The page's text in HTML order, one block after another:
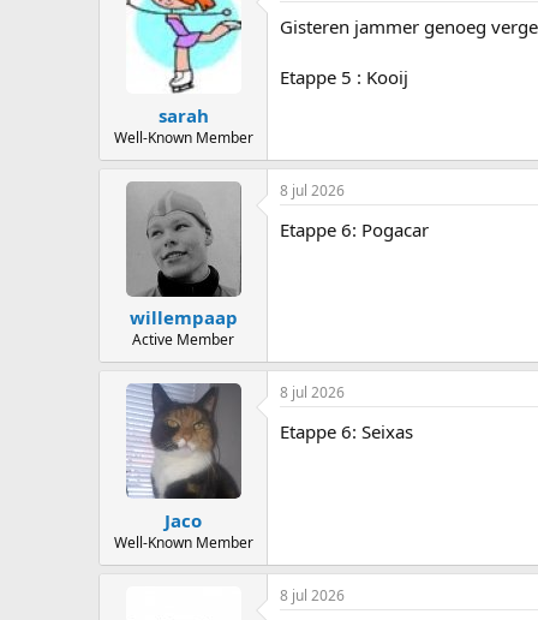
sarah
Well-Known Member
Gisteren jammer genoeg
Etappe 5 : Kooij
willempaap
Active Member
8 jul 2026
Etappe 6: Pogacar
Jaco
Well-Known Member
8 jul 2026
Etappe 6: Seixas
8 jul 2026